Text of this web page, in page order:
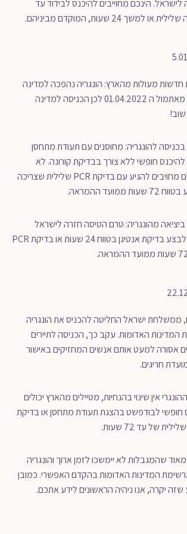
לישראל. הינכם מחוייבים להיכנס לבידוד עד
או למשך 24 שעות, המוקדם מביניהם.
חדשות מעולות מהארץ: הונגריה נהפכה למדינה
כתומה מאתמול ה 01.04.2022 לכן הכניסה למדינה
בכניסה להונגריה: מחוסנים עם תעודת מתחסן
חופשי ללא צורך בבדיקת קורונה. לא
מחוסנים מחויבים להגיע עם בדיקת PCR שלילית שצריכה
ממועד ההמראה.
ביציאה מהונגריה: טרם הטיסה חזרה לישראל
עליכם לבצע בדיקת אנטיגן בטווח 24 שעות או בדיקת PCR
ממשלחת ישראל החליטה להכניס את הונגריה
המדינות האדומות. עקב כך, הכניסה לתיירים
אסורה למעט אותם אנשים המחזיקים באישור
חריגים.
אין שינוי בהנחיות, מטיילים מהארץ יכולים
חופשי לבודפשט בהצגת תעודת מתחסן או בדיקת
של עד 72 שעות.
מאוד שהמגבלות לא יימשכו לזמן ארוך והונגריה
המדינות האדומות בהקדם האפשרי. כמובן
יקרה, אנו ניהיה הראשונים לידע אתכם.